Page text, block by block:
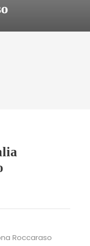
Roccaraso